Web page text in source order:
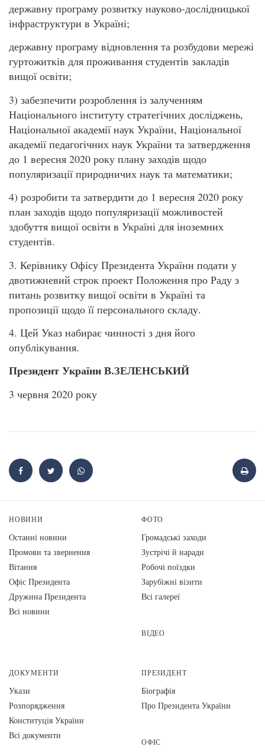
державну програму розвитку науково-дослідницької
інфраструктури в Україні;
державну програму відновлення та розбудови мережі
гуртожитків для проживання студентів закладів
вищої освіти;
3) забезпечити розроблення із залученням
Національного інституту стратегічних досліджень,
Національної академії наук України, Національної
академії педагогічних наук України та затвердження
до 1 вересня 2020 року плану заходів щодо
популяризації природничих наук та математики;
4) розробити та затвердити до 1 вересня 2020 року
план заходів щодо популяризації можливостей
здобуття вищої освіти в Україні для іноземних
студентів.
3. Керівнику Офісу Президента України подати у
двотижневий строк проект Положення про Раду з
питань розвитку вищої освіти в Україні та
пропозиції щодо її персонального складу.
4. Цей Указ набирає чинності з дня його
опублікування.
Президент України В.ЗЕЛЕНСЬКИЙ
3 червня 2020 року
НОВИНИ
Останні новини
Промови та звернення
Вiтання
Офіс Президента
Дружина Президента
Всі новини
ФОТО
Громадські заходи
Зустрічі й наради
Робочі поїздки
Зарубіжні візити
Всі галереї
ВІДЕО
ДОКУМЕНТИ
Укази
Розпорядження
Конституція України
Всі документи
ПРЕЗИДЕНТ
Біографія
Про Президента України
ОФІС